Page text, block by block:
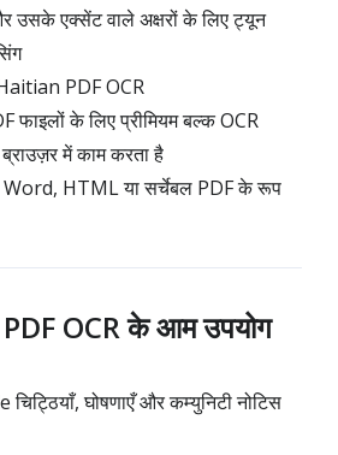
उसके एक्सेंट वाले अक्षरों के लिए ट्यून
PDF OCR
के लिए प्रीमियम बल्क OCR
में काम करता है
Word, HTML या सर्चेबल PDF के रूप
OCR के आम उपयोग
घोषणाएँ और कम्युनिटी नोटिस